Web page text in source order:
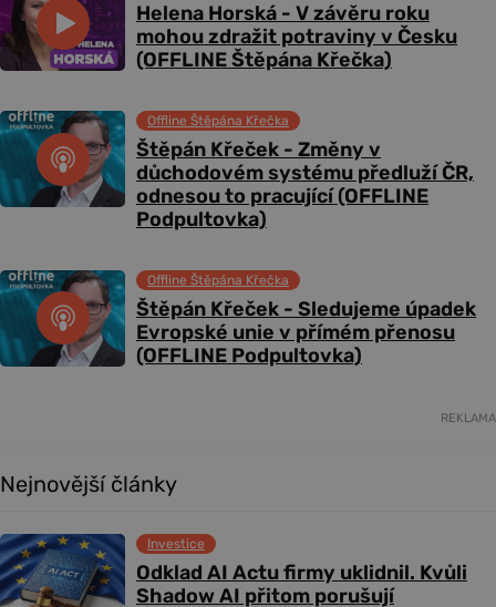
Helena Horská - V závěru roku
mohou zdražit potraviny v Česku
(OFFLINE Štěpána Křečka)
Štěpán Křeček - Změny v
důchodovém systému předluží ČR,
odnesou to pracující (OFFLINE
Podpultovka)
Offline Štěpána Křečka
Štěpán Křeček - Sledujeme úpadek
Evropské unie v přímém přenosu
(OFFLINE Podpultovka)
Offline Štěpána Křečka
REKLAMA
Nejnovější články
Odklad AI Actu firmy uklidnil. Kvůli
Shadow AI přitom porušují
Investice